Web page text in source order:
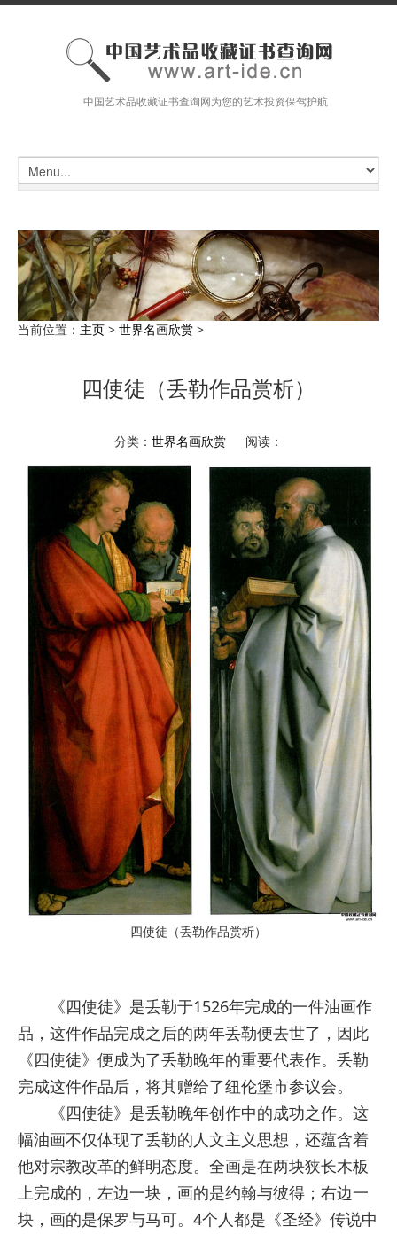
中国艺术品收藏证书查询网为您的艺术投资保驾护航
当前位置： 主页 > 世界名画欣赏 >
四使徒（丢勒作品赏析）
分类： 世界名画欣赏 阅读：
四使徒（丢勒作品赏析）
《四使徒》是丢勒于1526年完成的一件油画作
品，这件作品完成之后的两年丢勒便去世了，因此
《四使徒》便成为了丢勒晚年的重要代表作。丢勒
完成这件作品后，将其赠给了纽伦堡市参议会。
《四使徒》是丢勒晚年创作中的成功之作。这
幅油画不仅体现了丢勒的人文主义思想，还蕴含着
他对宗教改革的鲜明态度。全画是在两块狭长木板
上完成的，左边一块，画的是约翰与彼得；右边一
块，画的是保罗与马可。4个人都是《圣经》传说中